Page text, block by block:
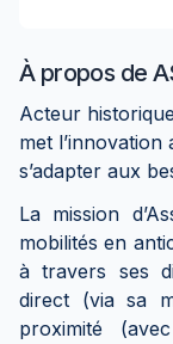
À propos de
Acteur
met
s’adapter aux
La mission
mobilités en
à travers ses
direct (via sa
proximité